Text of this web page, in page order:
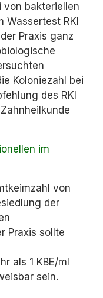
von bakteriellen
Wassertest RKI
Praxis ganz
Koloniezahl bei
des RKI
im
von
der
Praxis sollte
als 1 KBE/ml
sein.